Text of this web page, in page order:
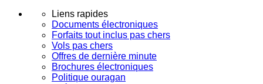
Liens rapides
Documents électroniques
Forfaits tout inclus pas chers
Vols pas chers
Offres de dernière minute
Brochures électroniques
Politique ouragan